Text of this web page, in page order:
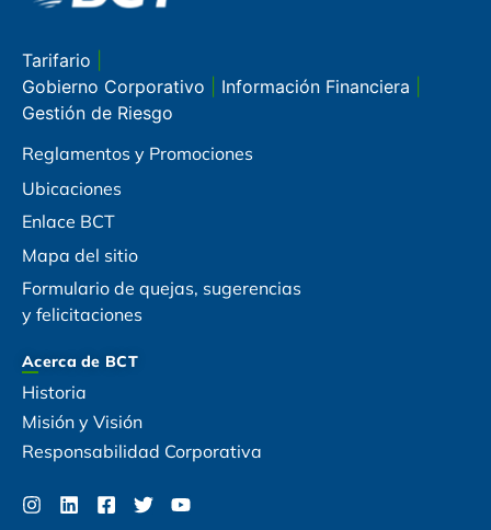
Tarifario
Gobierno Corporativo
Información Financiera
Gestión de Riesgo
Reglamentos y Promociones
Ubicaciones
Enlace BCT
Mapa del sitio
Formulario de quejas, sugerencias
y felicitaciones
Acerca de BCT
Historia
Misión y Visión
Responsabilidad Corporativa